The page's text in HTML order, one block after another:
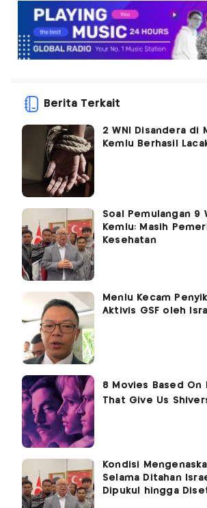
Berita Terkait
2 WNI Disandera di
Kemlu Berhasil
Soal Pemulangan 9
Kemlu: Masih
Kesehatan
Menlu Kecam
Aktivis GSF oleh
Kondisi
Selama Ditahan
Dipukul hingga